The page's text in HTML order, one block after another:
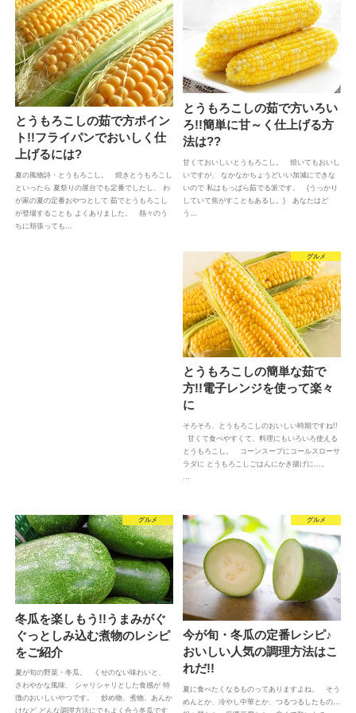
とうもろこしの茹で方ポイン
ト!!フライパンでおいしく仕
上げるには?
夏の風物詩・とうもろこし。 焼きとうもろこし
といったら 夏祭りの屋台でも定番でしたし、 わ
が家の夏の定番おやつとして 茹でとうもろこし
が登場することも よくありました。 熱々のう
ちに頬張っても…
とうもろこしの茹で方いろい
ろ!!簡単に甘～く仕上げる方
法は??
甘くておいしいとうもろこし。 焼いてもおいし
いですが、 なかなかちょうどいい加減にできな
いので 私はもっぱら茹でる派です。 (うっかり
していて焦がすこともあるし。) あなたはど
う…
グルメ
とうもろこしの簡単な茹で
方!!電子レンジを使って楽々
に
そろそろ、とうもろこしのおいしい時期ですね!!
甘くて食べやすくて、料理にもいろいろ使える
とうもろこし。 コーンスープにコールスローサ
ラダに とうもろこしごはんにかき揚げに…。
グルメ
冬瓜を楽しもう!!うまみがぐ
ぐっとしみ込む煮物のレシピ
をご紹介
夏が旬の野菜・冬瓜。 くせのない味わいと、
さわやかな風味、 シャリシャリとした食感が 特
徴のおいしいやつです。 炒め物、煮物、あんか
けなど どんな調理方法にでもよく合う冬瓜です
グルメ
今が旬・冬瓜の定番レシピ♪
おいしい人気の調理方法はこ
れだ!!
夏に食べたくなるものってありますよね。 そう
めんとか、冷やし中華とか、つるつるしたもの…